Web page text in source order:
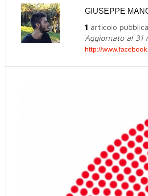
GIUSEPPE
1 articolo
Aggiornato al 31
http://